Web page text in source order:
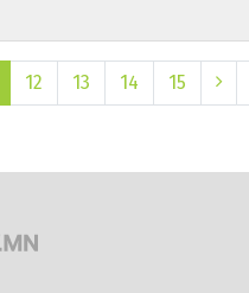
12 13 14 15